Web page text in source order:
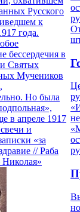
Русского
к
года.
бессердечия в
Святых
Мучеников
Но была
в апреле 1917
и
«за
// Раба
Николая»